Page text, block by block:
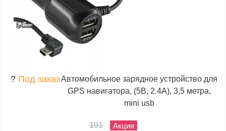
? Под заказАвтомобильное зарядное устройство для
GPS навигатора, (5В, 2.4А), 3,5 метра,
mini usb
191 Акция